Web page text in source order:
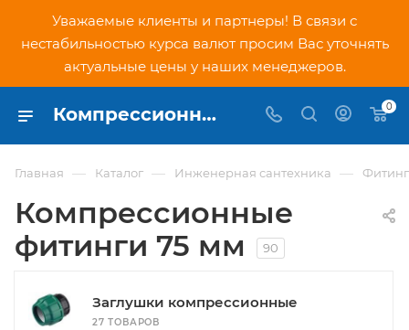
Уважаемые клиенты и партнеры! В связи с
нестабильностью курса валют просим Вас уточнять
актуальные цены у наших менеджеров.
Компрессионные фитинги 75 мм - купить в Москве по низким ценам в интернет-магазине PNDtech.ru 0
Главная — Каталог — Инженерная сантехника —
Компрессионные
фитинги 75 мм
90
Заглушки компрессионные
27 ТОВАРОВ